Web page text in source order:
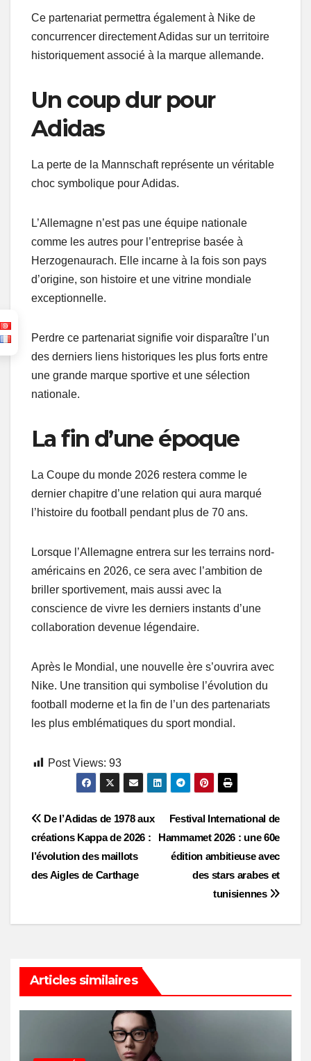
Ce partenariat permettra également à Nike de
concurrencer directement Adidas sur un territoire
historiquement associé à la marque allemande.
Un coup dur pour
Adidas
La perte de la Mannschaft représente un véritable
choc symbolique pour Adidas.
L’Allemagne n’est pas une équipe nationale
comme les autres pour l’entreprise basée à
Herzogenaurach. Elle incarne à la fois son pays
d’origine, son histoire et une vitrine mondiale
exceptionnelle.
Perdre ce partenariat signifie voir disparaître l’un
des derniers liens historiques les plus forts entre
une grande marque sportive et une sélection
nationale.
La fin d’une époque
La Coupe du monde 2026 restera comme le
dernier chapitre d’une relation qui aura marqué
l’histoire du football pendant plus de 70 ans.
Lorsque l’Allemagne entrera sur les terrains nord-
américains en 2026, ce sera avec l’ambition de
briller sportivement, mais aussi avec la
conscience de vivre les derniers instants d’une
collaboration devenue légendaire.
Après le Mondial, une nouvelle ère s’ouvrira avec
Nike. Une transition qui symbolise l’évolution du
football moderne et la fin de l’un des partenariats
les plus emblématiques du sport mondial.
Post Views: 93
Post
navigation
Festival International de
Hammamet 2026 : une 60e
édition ambitieuse avec
des stars arabes et
tunisiennes
De l’Adidas de 1978 aux
créations Kappa de 2026 :
l’évolution des maillots
des Aigles de Carthage
Articles similaires